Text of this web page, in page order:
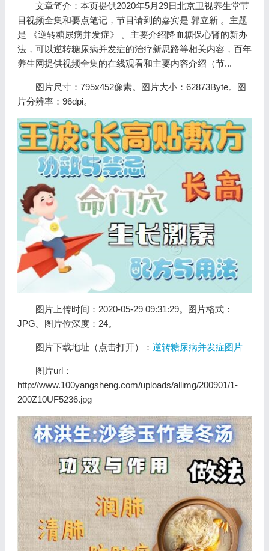
文章简介：本页提供2020年5月29日北京卫视养生堂节
目视频全集和要点笔记，节目请到的嘉宾是 郭立新 。主题
是 《逆转糖尿病并发症》 。主要介绍降血糖保心肾的新办
法，可以逆转糖尿病并发症的治疗新思路等相关内容，百年
养生网提供视频全集的在线观看和主要内容介绍（节...
图片尺寸：795x452像素。图片大小：62873Byte。图
片分辨率：96dpi。
图片上传时间：2020-05-29 09:31:29。图片格式：
JPG。图片位深度：24。
图片下载地址（点击打开）： 逆转糖尿病并发症图片
图片url：
http://www.100yangsheng.com/uploads/allimg/200901/1-
200Z10UF5236.jpg